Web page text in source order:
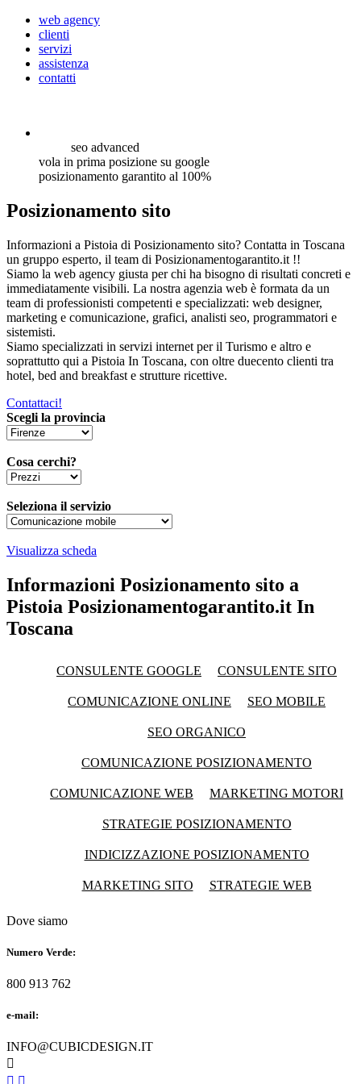
web agency
clienti
servizi
assistenza
contatti
seo advanced
vola in prima posizione su google
posizionamento garantito al 100%
Posizionamento sito
Informazioni a Pistoia di Posizionamento sito? Contatta in Toscana
un gruppo esperto, il team di Posizionamentogarantito.it !!
Siamo la web agency giusta per chi ha bisogno di risultati concreti e
immediatamente visibili. La nostra agenzia web è formata da un
team di professionisti competenti e specializzati: web designer,
marketing e comunicazione, grafici, analisti seo, programmatori e
sistemisti.
Siamo specializzati in servizi internet per il Turismo e altro e
soprattutto qui a Pistoia In Toscana, con oltre duecento clienti tra
hotel, bed and breakfast e strutture ricettive.
Contattaci!
Scegli la provincia
Cosa cerchi?
Seleziona il servizio
Visualizza scheda
Informazioni Posizionamento sito a
Pistoia Posizionamentogarantito.it In
Toscana
CONSULENTE GOOGLE CONSULENTE SITO
COMUNICAZIONE ONLINE SEO MOBILE
SEO ORGANICO
COMUNICAZIONE POSIZIONAMENTO
COMUNICAZIONE WEB MARKETING MOTORI
STRATEGIE POSIZIONAMENTO
INDICIZZAZIONE POSIZIONAMENTO
MARKETING SITO STRATEGIE WEB
Dove siamo
Numero Verde:
800 913 762
e-mail:
INFO@CUBICDESIGN.IT
